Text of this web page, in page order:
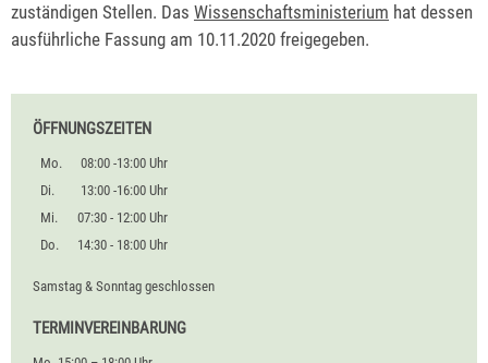
zuständigen Stellen. Das Wissenschaftsministerium hat dessen
ausführliche Fassung am 10.11.2020 freigegeben.
ÖFFNUNGSZEITEN
Mo.
08:00 -13:00 Uhr
Di.
13:00 -16:00 Uhr
Mi.
07:30 - 12:00 Uhr
Do.
14:30 - 18:00 Uhr
Samstag & Sonntag geschlossen
TERMINVEREINBARUNG